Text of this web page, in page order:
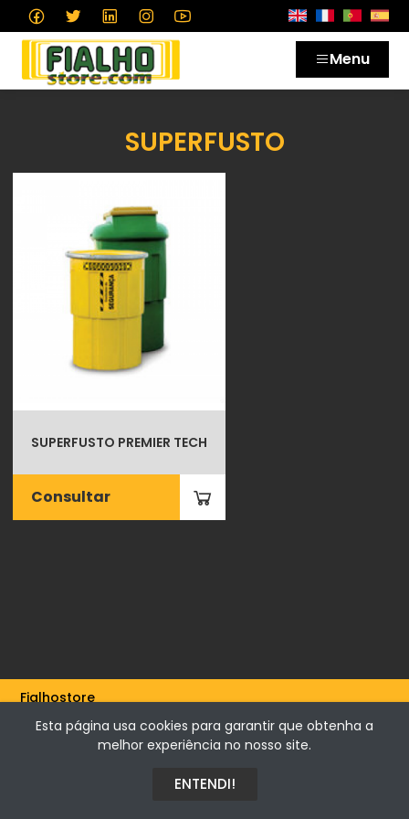
Menu
SUPERFUSTO
SUPERFUSTO PREMIER TECH
Consultar
Fialhostore
Fialho & Irmão,Lda. | Horta de Barreiros 7005-208 Évora -
Portugal | NIF 500115206
Esta página usa cookies para garantir que obtenha a
melhor experiência no nosso site.
ENTENDI!